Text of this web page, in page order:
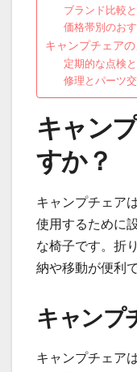
ブランド比較
価格帯別のお
キャンプチェア
定期的な点検
修理とパーツ
キャン
すか？
キャンプチェア
使用するために
な椅子です。折
納や移動が便利で
キャンプ
キャンプチェア